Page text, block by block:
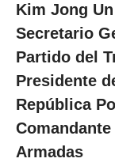
Kim Jong Un
Secretario
Partido del
Presidente
República
Armadas